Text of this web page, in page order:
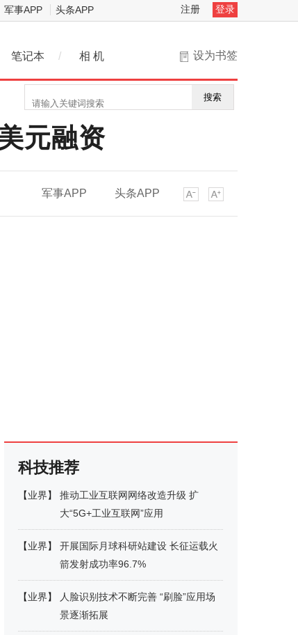
军事APP 头条APP 注册 登录
设为书签
笔记本 / 相 机
搜索
元融资
军事APP 头条APP
科技推荐
【业界】
推动工业互联网网络改造升级 扩
大“5G+工业互联网”应用
【业界】
开展国际月球科研站建设 长征运载火
箭发射成功率96.7%
【业界】
人脸识别技术不断完善 “刷脸”应用场
景逐渐拓展